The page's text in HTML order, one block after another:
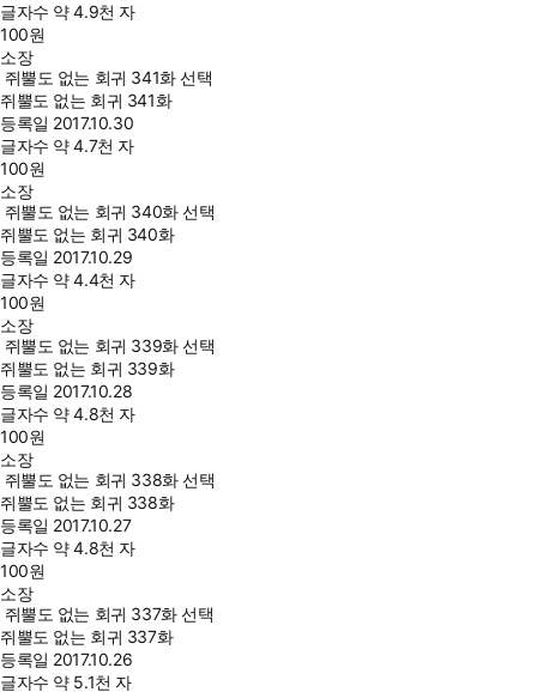
글자수 약 4.9천 자
100원
소장
쥐뿔도 없는 회귀 341화 선택
쥐뿔도 없는 회귀 341화
등록일 2017.10.30
글자수 약 4.7천 자
100원
소장
쥐뿔도 없는 회귀 340화 선택
쥐뿔도 없는 회귀 340화
등록일 2017.10.29
글자수 약 4.4천 자
100원
소장
쥐뿔도 없는 회귀 339화 선택
쥐뿔도 없는 회귀 339화
등록일 2017.10.28
글자수 약 4.8천 자
100원
소장
쥐뿔도 없는 회귀 338화 선택
쥐뿔도 없는 회귀 338화
등록일 2017.10.27
글자수 약 4.8천 자
100원
소장
쥐뿔도 없는 회귀 337화 선택
쥐뿔도 없는 회귀 337화
등록일 2017.10.26
글자수 약 5.1천 자